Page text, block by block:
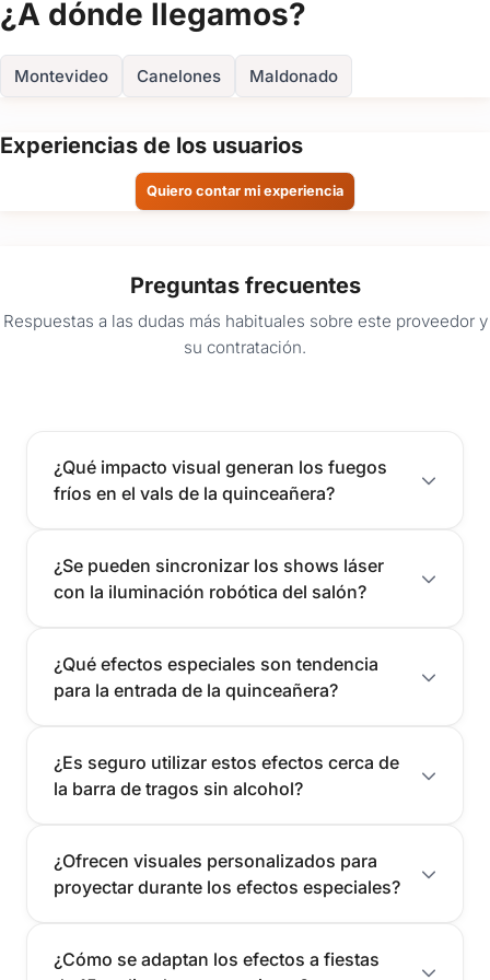
cierre perfecto para un evento que querés que todos
Consultanos hoy y reservá un show visual a la altura de tu
FOTOS
¿A dónde llegamos?
Montevideo Canelones Maldonado
Experiencias de los usuarios
Quiero contar mi experiencia
Preguntas frecuentes
Respuestas a las dudas más habituales sobre este proveedor y
su contratación.
¿Qué impacto visual generan los fuegos
fríos en el vals de la quinceañera?
¿Se pueden sincronizar los shows láser
con la iluminación robótica del salón?
¿Qué efectos especiales son tendencia
para la entrada de la quinceañera?
¿Es seguro utilizar estos efectos cerca de
la barra de tragos sin alcohol?
¿Ofrecen visuales personalizados para
proyectar durante los efectos especiales?
¿Cómo se adaptan los efectos a fiestas